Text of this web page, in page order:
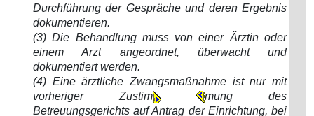
Durchführung der Gespräche und deren Ergebnis
dokumentieren.
(3) Die Behandlung muss von einer Ärztin oder
einem Arzt angeordnet, überwacht und
dokumentiert werden.
(4) Eine ärztliche Zwangsmaßnahme ist nur mit
vorheriger Zustim
mung des
Betreuungsgerichts auf Antrag der Einrichtung, bei